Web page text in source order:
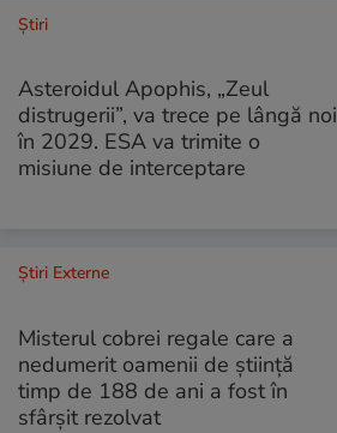
Ştiri
Asteroidul Apophis, „Zeul
distrugerii”, va trece pe lângă noi
în 2029. ESA va trimite o
misiune de interceptare
Știri Externe
Misterul cobrei regale care a
nedumerit oamenii de știință
timp de 188 de ani a fost în
sfârșit rezolvat